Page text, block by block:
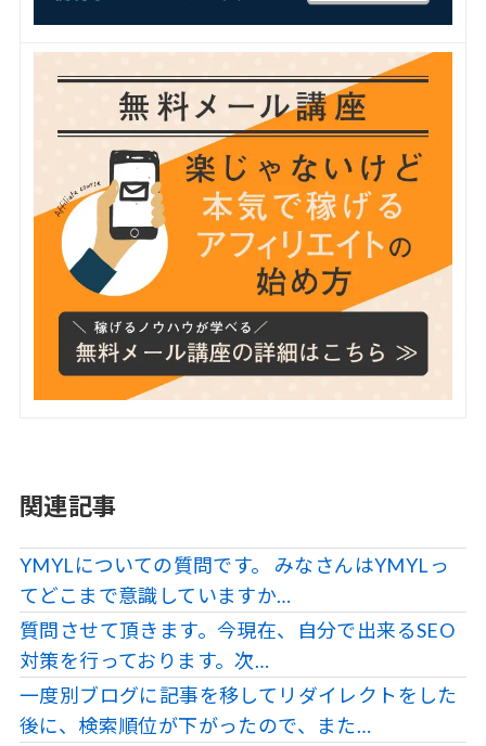
関連記事
YMYLについての質問です。 みなさんはYMYLっ
てどこまで意識していますか…
質問させて頂きます。今現在、自分で出来るSEO
対策を行っております。次…
一度別ブログに記事を移してリダイレクトをした
後に、検索順位が下がったので、また…